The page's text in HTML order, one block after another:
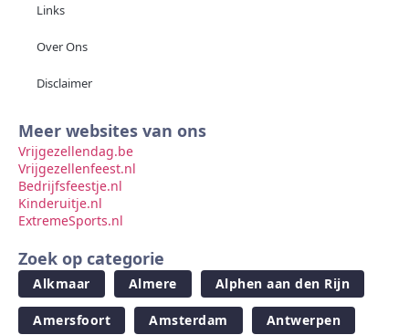
Links
Over Ons
Disclaimer
Meer websites van ons
Vrijgezellendag.be
Vrijgezellenfeest.nl
Bedrijfsfeestje.nl
Kinderuitje.nl
ExtremeSports.nl
Zoek op categorie
Alkmaar Almere Alphen aan den Rijn
Amersfoort Amsterdam Antwerpen